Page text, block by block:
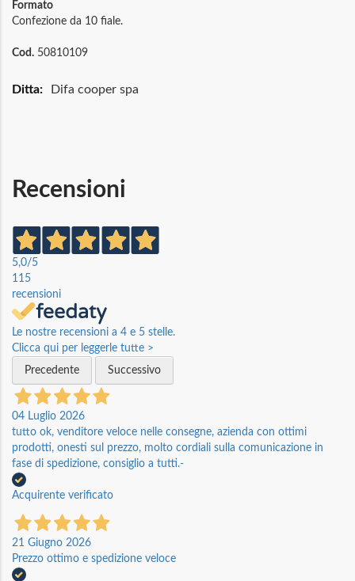
Formato
Confezione da 10 fiale.
Cod. 50810109
MaggioriDifa cooper spa
Recensioni
5,0/5
115
recensioni
Le nostre recensioni a 4 e 5 stelle.
Clicca qui per leggerle tutte >
Precedente
Successivo
04 Luglio 2026
tutto ok, venditore veloce nelle consegne, azienda con ottimi
prodotti, onesti sul prezzo, molto cordiali sulla comunicazione in
fase di spedizione, consiglio a tutti.-
Acquirente verificato
21 Giugno 2026
Prezzo ottimo e spedizione veloce